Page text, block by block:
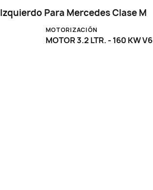
Para Mercedes Clase M
MOTORIZACIÓN
MOTOR 3.2 LTR. - 160 KW